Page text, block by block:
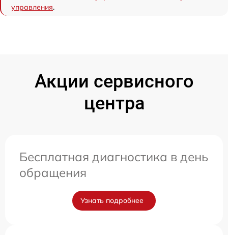
управления.
Акции сервисного
центра
Бесплатная диагностика в день
обращения
Узнать подробнее